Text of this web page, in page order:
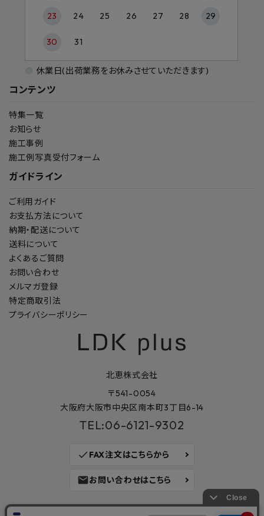
コンテンツ
特集一覧
お知らせ
施工事例
施工例写真受付フォーム
ガイドライン
ご利用ガイド
お支払方法について
納期・配送について
送料について
よくあるご質問
お問い合わせ
メルマガ登録
特定商取引法
プライバシーポリシー
23 24 25 26 27 28 29
30 31
休業日(出荷業務をお休みさせていただきます)
北恵株式会社
〒541-0054
大阪府大阪市中央区南本町3丁目6-14
TEL:06-6121-9302
check FAX注文はこちらから
mailお問い合わせはこちら